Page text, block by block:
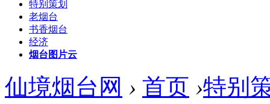
特别策划
老烟台
书香烟台
经济
烟台图片云
仙境烟台网 › 首页 ›特别